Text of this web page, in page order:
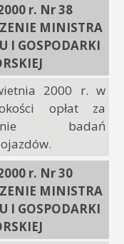
r. Nr 38
MINISTRA
I GOSPODARKI
2000 r. w
opłat za
badań
r. Nr 30
MINISTRA
I GOSPODARKI